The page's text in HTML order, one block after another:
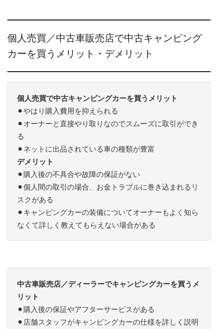
個人売買／中古車販売店で中古キャンピング
カーを買うメリット・デメリット
個人売買で中古キャンピングカーを買うメリット
⚫︎やはり購入費用を抑えられる
⚫︎オーナーと直接やり取りなのでスムーズに取引ができ
る
⚫︎ネットに出品されている車の種類が豊富
デメリット
⚫︎購入後の不具合や故障の保証がない
⚫︎個人間の取引の場合、お金トラブルに巻き込まれるリ
スクがある
⚫︎キャンピングカーの装備についてオーナーもよく知ら
なくて詳しく教えてもらえない場合がある
中古車販売店／ディーラーでキャンピングカーを買うメ
リット
⚫︎購入後の保証やアフターサービスがある
⚫︎店舗スタッフがキャンピングカーの仕様を詳しく説明